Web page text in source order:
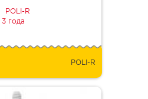
POLI-R
3 года
POLI-R